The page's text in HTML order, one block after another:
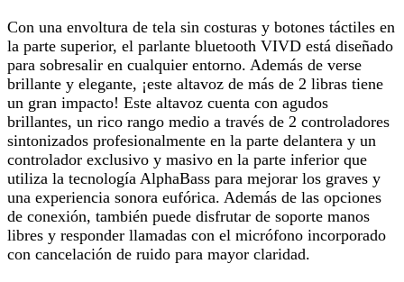
Con una envoltura de tela sin costuras y botones táctiles en
la parte superior, el parlante bluetooth VIVD está diseñado
para sobresalir en cualquier entorno. Además de verse
brillante y elegante, ¡este altavoz de más de 2 libras tiene
un gran impacto! Este altavoz cuenta con agudos
brillantes, un rico rango medio a través de 2 controladores
sintonizados profesionalmente en la parte delantera y un
controlador exclusivo y masivo en la parte inferior que
utiliza la tecnología AlphaBass para mejorar los graves y
una experiencia sonora eufórica. Además de las opciones
de conexión, también puede disfrutar de soporte manos
libres y responder llamadas con el micrófono incorporado
con cancelación de ruido para mayor claridad.